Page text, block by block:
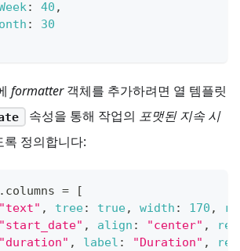
: 40 ,
:
30
formatter객체를 추가하려면 열 템플릿
속성을 통해 작업의 포맷된 지속 시
정의합니다:
. columns =
[
"text" , tree: true, width : 170 ,
"start_date" , align : "center" ,
"duration" , label : "Duration" ,